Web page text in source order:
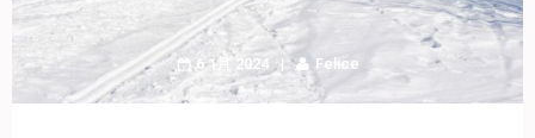
6 1月 2024 Felice